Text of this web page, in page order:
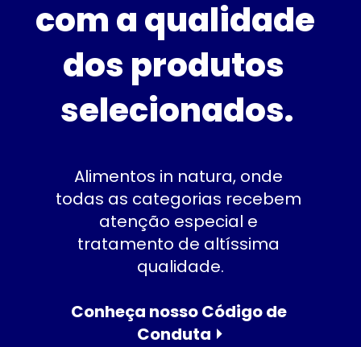
com a qualidade
dos produtos
selecionados.
Alimentos in natura, onde
todas as categorias recebem
atenção especial e
tratamento de altíssima
qualidade.
Conheça nosso Código de
Conduta ⏵